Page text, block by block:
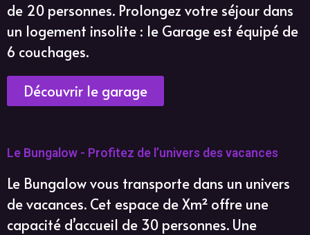
de 20 personnes. Prolongez votre séjour dans
un logement insolite : le Garage est équipé de
6 couchages.
Découvrir le garage
Le Bungalow - Profitez de l’univers des vacances
Le Bungalow vous transporte dans un univers
de vacances. Cet espace de Xm² offre une
capacité d’accueil de 30 personnes. Une